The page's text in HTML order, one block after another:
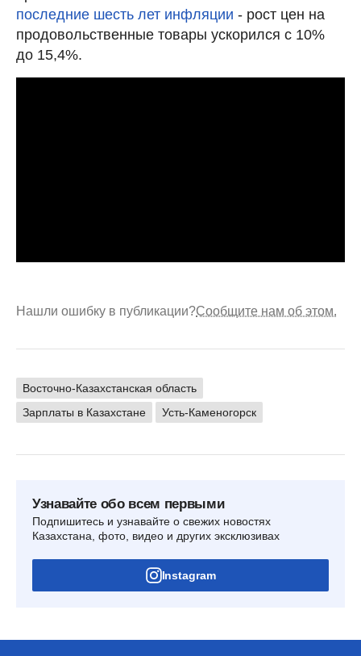
последние шесть лет инфляции - рост цен на
продовольственные товары ускорился с 10%
до 15,4%.
Нашли ошибку в публикации?Сообщите нам об этом.
Восточно-Казахстанская область
Зарплаты в Казахстане
Усть-Каменогорск
Узнавайте обо всем первыми
Подпишитесь и узнавайте о свежих новостях
Казахстана, фото, видео и других эксклюзивах
Instagram